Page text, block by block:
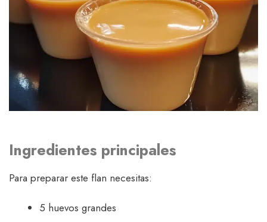
Ingredientes principales
Para preparar este flan necesitas:
5 huevos grandes